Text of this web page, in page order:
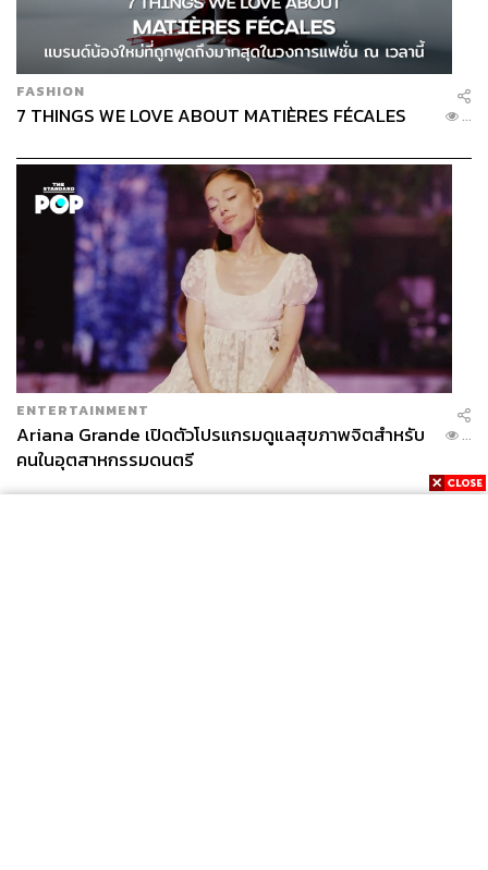
FASHION
7 THINGS WE LOVE ABOUT MATIÈRES FÉCALES ...
ENTERTAINMENT
Ariana Grande เปิดตัวโปรแกรมดูแลสุขภาพจิตสำหรับ
คนในอุตสาหกรรมดนตรี
...